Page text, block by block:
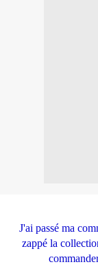
J'ai passé ma
zappé la